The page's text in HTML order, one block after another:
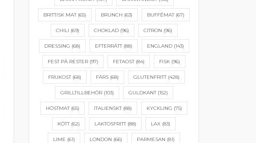
BRITTISK MAT(65) BRUNCH (63) BUFFÉMAT(67)
CHILI (69) CHOKLAD(96) CITRON (96)
DRESSING (68) EFTERRÄTT(88) ENGLAND(143)
FEST PÅ RESTER (97) FETAOST(84) FISK (96)
FRUKOST(68) FÄRS (68) GLUTENFRITT(428)
GRILLTILLBEHÖR(103) GULDKANT(152)
HÖSTMAT(65) ITALIENSKT(88) KYCKLING (75)
KÖTT(62) LAKTOSFRITT(88) LAX (83)
LIME (61) LONDON (66) PARMESAN (81)